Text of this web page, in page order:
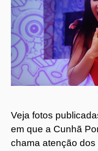
Veja fotos
em que a Cunhã
chama atenção